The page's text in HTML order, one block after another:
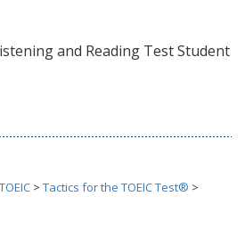
and Reading Test Student
TOEIC > Tactics for the TOEIC Test® >